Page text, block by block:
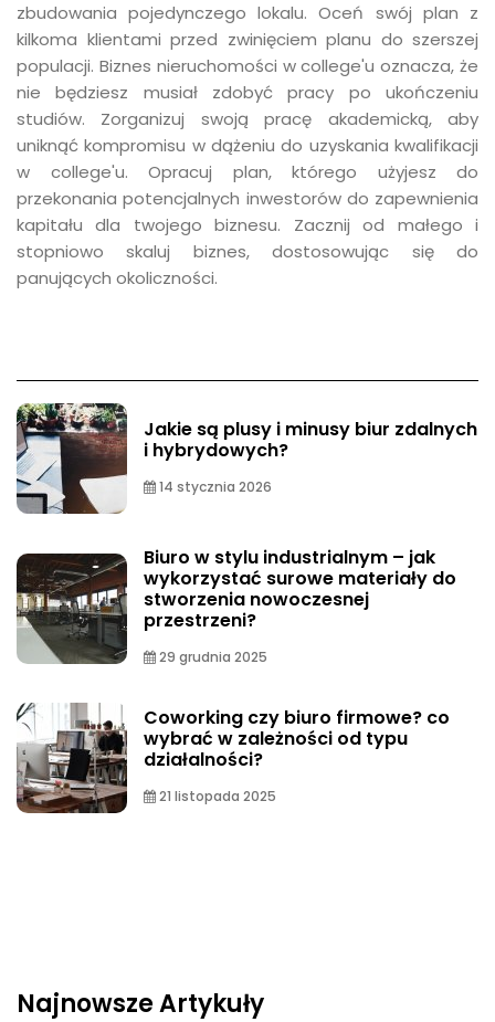
zbudowania pojedynczego lokalu. Oceń swój plan z
kilkoma klientami przed zwinięciem planu do szerszej
populacji. Biznes nieruchomości w college'u oznacza, że
nie będziesz musiał zdobyć pracy po ukończeniu
studiów. Zorganizuj swoją pracę akademicką, aby
uniknąć kompromisu w dążeniu do uzyskania kwalifikacji
w college'u. Opracuj plan, którego użyjesz do
przekonania potencjalnych inwestorów do zapewnienia
kapitału dla twojego biznesu. Zacznij od małego i
stopniowo skaluj biznes, dostosowując się do
panujących okoliczności.
Jakie są plusy i minusy biur zdalnych
i hybrydowych?
14 stycznia 2026
Biuro w stylu industrialnym – jak
wykorzystać surowe materiały do
stworzenia nowoczesnej
przestrzeni?
29 grudnia 2025
Coworking czy biuro firmowe? co
wybrać w zależności od typu
działalności?
21 listopada 2025
Najnowsze Artykuły